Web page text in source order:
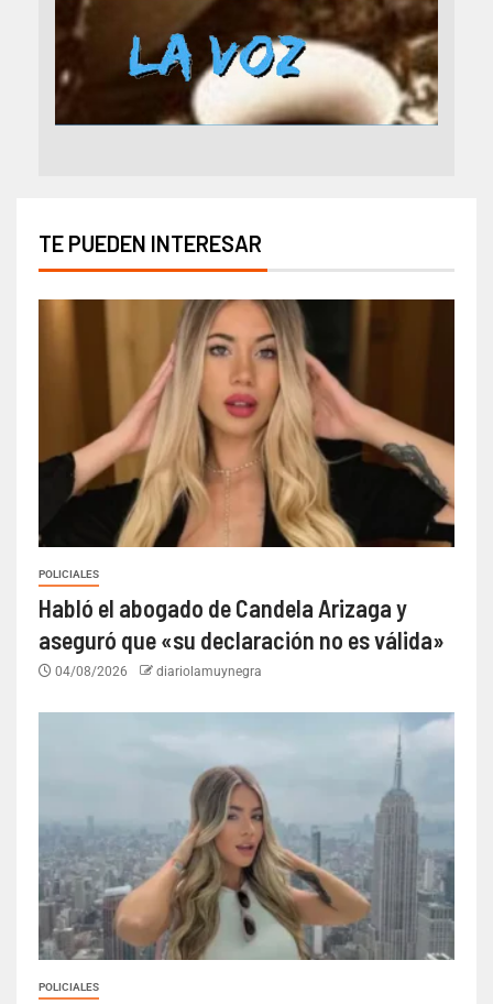
TE PUEDEN INTERESAR
POLICIALES
Habló el abogado de Candela Arizaga y
aseguró que «su declaración no es válida»
04/08/2026 diariolamuynegra
POLICIALES